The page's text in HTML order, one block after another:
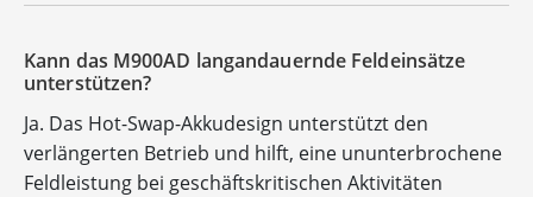
Kann das M900AD langandauernde Feldeinsätze
unterstützen?
Ja. Das Hot-Swap-Akkudesign unterstützt den
verlängerten Betrieb und hilft, eine ununterbrochene
Feldleistung bei geschäftskritischen Aktivitäten